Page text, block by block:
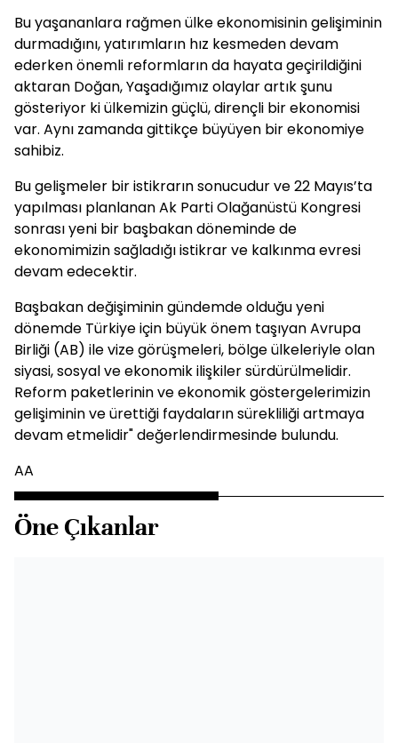
Bu yaşananlara rağmen ülke ekonomisinin gelişiminin
durmadığını, yatırımların hız kesmeden devam
ederken önemli reformların da hayata geçirildiğini
aktaran Doğan, Yaşadığımız olaylar artık şunu
gösteriyor ki ülkemizin güçlü, dirençli bir ekonomisi
var. Aynı zamanda gittikçe büyüyen bir ekonomiye
sahibiz.
Bu gelişmeler bir istikrarın sonucudur ve 22 Mayıs’ta
yapılması planlanan Ak Parti Olağanüstü Kongresi
sonrası yeni bir başbakan döneminde de
ekonomimizin sağladığı istikrar ve kalkınma evresi
devam edecektir.
Başbakan değişiminin gündemde olduğu yeni
dönemde Türkiye için büyük önem taşıyan Avrupa
Birliği (AB) ile vize görüşmeleri, bölge ülkeleriyle olan
siyasi, sosyal ve ekonomik ilişkiler sürdürülmelidir.
Reform paketlerinin ve ekonomik göstergelerimizin
gelişiminin ve ürettiği faydaların sürekliliği artmaya
devam etmelidir" değerlendirmesinde bulundu.
AA
Öne Çıkanlar